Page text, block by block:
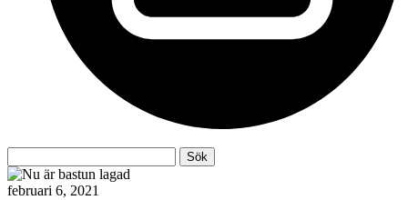
efter:
Sök
februari 6, 2021